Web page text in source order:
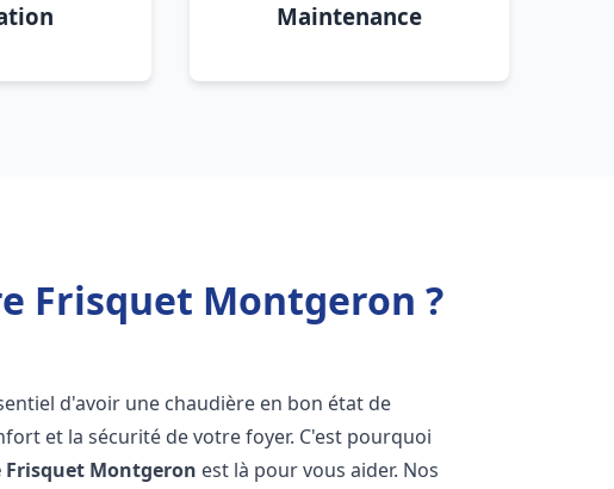
Maintenance
Frisquet Montgeron ?
d'avoir une chaudière en bon état de
et la sécurité de votre foyer. C'est pourquoi
Montgeron est là pour vous aider. Nos